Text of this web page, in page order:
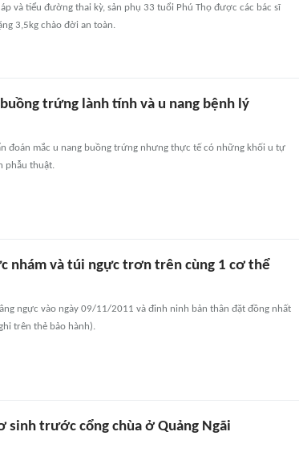
và tiểu đường thai kỳ, sản phụ 33 tuổi Phú Thọ được các bác sĩ
3,5kg chào đời an toàn.
trứng lành tính và u nang bệnh lý
đoán mắc u nang buồng trứng nhưng thực tế có những khối u tự
phẫu thuật.
nhám và túi ngực trơn trên cùng 1 cơ thể
ngực vào ngày 09/11/2011 và đinh ninh bản thân đặt đồng nhất
trên thẻ bảo hành).
sinh trước cổng chùa ở Quảng Ngãi